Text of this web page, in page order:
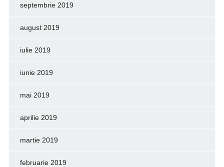
septembrie 2019
august 2019
iulie 2019
iunie 2019
mai 2019
aprilie 2019
martie 2019
februarie 2019